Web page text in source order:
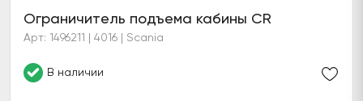
Ограничитель подъема кабины CR
Арт: 1496211 | 4016 | Scania
В наличии